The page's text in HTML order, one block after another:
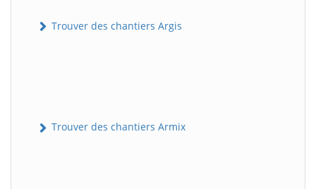
Trouver des chantiers Argis
Trouver des chantiers Armix